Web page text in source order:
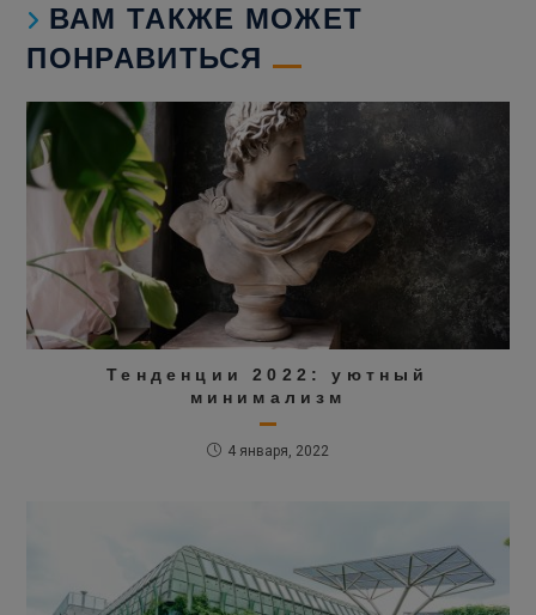
ВАМ ТАКЖЕ МОЖЕТ
ПОНРАВИТЬСЯ
Тенденции 2022: уютный
минимализм
4 января, 2022